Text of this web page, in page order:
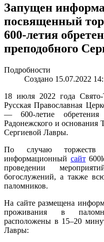
Запущен
посвященный
600-летия
преподобного
Подробности
Создано 15.07.2022
18 июля 2022 года
Русская Православная
— 600-летие
Радонежского и основания
Сергиевой Лавры.
По случаю торжеств
информационный сайт
проведении
богослужений, а также
паломников.
На сайте размещена
проживания в
расположены в 15–20
Лавры: